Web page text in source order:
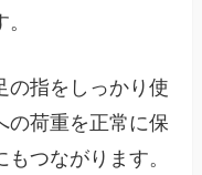
の指をしっかり使
の荷重を正常に保
つながります。